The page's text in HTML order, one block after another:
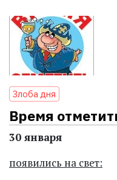
Злоба дня
Время
30 января
появились на свет: